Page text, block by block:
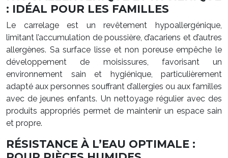
: IDÉAL POUR LES FAMILLES
Le carrelage est un revêtement hypoallergénique,
limitant l’accumulation de poussière, d’acariens et d’autres
allergènes. Sa surface lisse et non poreuse empêche le
développement de moisissures, favorisant un
environnement sain et hygiénique, particulièrement
adapté aux personnes souffrant d’allergies ou aux familles
avec de jeunes enfants. Un nettoyage régulier avec des
produits appropriés permet de maintenir un espace sain
et propre.
RÉSISTANCE À L’EAU OPTIMALE :